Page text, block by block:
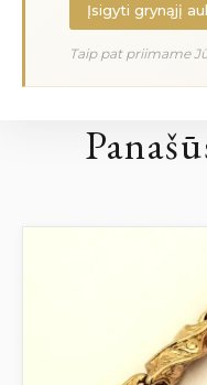
Įsigyti grynąjį
Taip pat priimame